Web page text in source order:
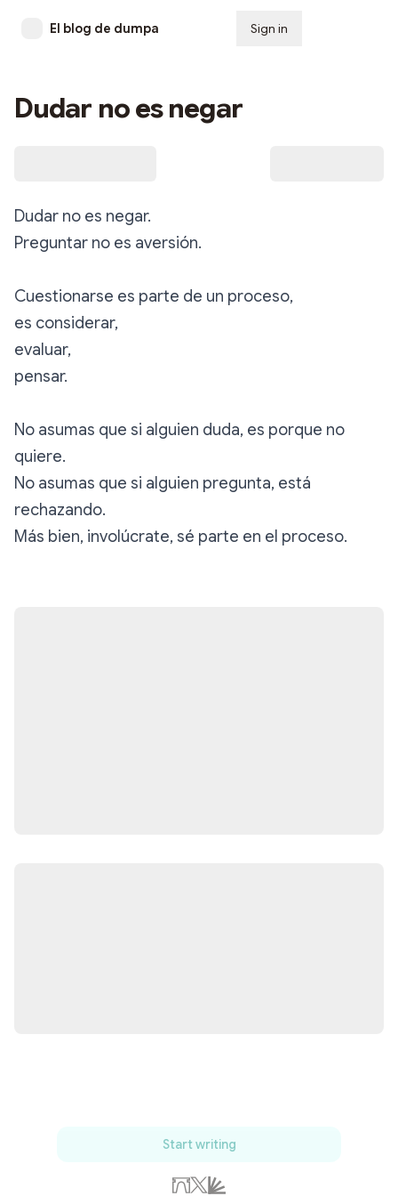
El blog de dumpa Sign in
Dudar no es negar
Dudar no es negar.
Preguntar no es aversión.
Cuestionarse es parte de un proceso,
es considerar,
evaluar,
pensar.
No asumas que si alguien duda, es porque no
quiere.
No asumas que si alguien pregunta, está
rechazando.
Más bien, involúcrate, sé parte en el proceso.
Start writing